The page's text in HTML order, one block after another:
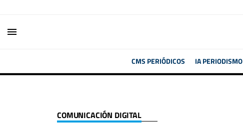
menu
CMS PERIÓDICOS IA PERIODISMO
COMUNICACIÓN DIGITAL